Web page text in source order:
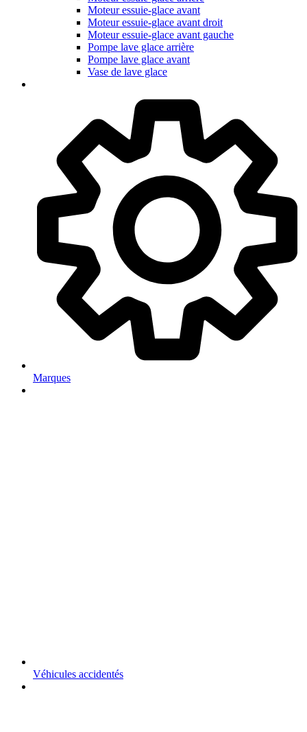
Moteur essuie-glace avant
Moteur essuie-glace avant droit
Moteur essuie-glace avant gauche
Pompe lave glace arrière
Pompe lave glace avant
Vase de lave glace
Marques
Véhicules accidentés